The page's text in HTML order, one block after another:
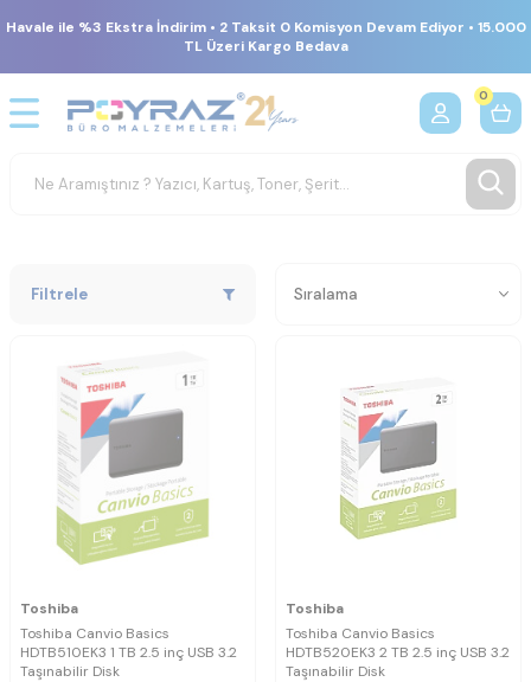
Havale ile %3 Ekstra İndirim • 2 Taksit 0 Komisyon Devam Ediyor • 15.000
TL Üzeri Kargo Bedava
0
Filtrele
Toshiba
Toshiba Canvio Basics
HDTB510EK3 1 TB 2.5 inç USB 3.2
Taşınabilir Disk
Toshiba
Toshiba Canvio Basics
HDTB520EK3 2 TB 2.5 inç USB 3.2
Taşınabilir Disk